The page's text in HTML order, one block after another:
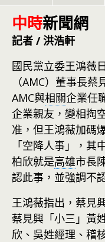
中時新聞網
記者 / 洪浩軒
國民黨立委王鴻薇
（AMC）董事長
AMC與相關企業任
企業親友，變相掏
准，但王鴻薇加碼
「空降人事」，其
柏欣就是高雄市長
認此事，並強調不
王鴻薇指出，蔡見
蔡見興「小三」黃
欣、吳姓經理、稽